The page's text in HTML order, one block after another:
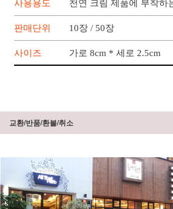
사용용도 천연 크림 제품에 부착하
판매단위 10장 / 50장
사이즈 가로 8cm * 세로 2.5cm
교환/반품/환불/취소